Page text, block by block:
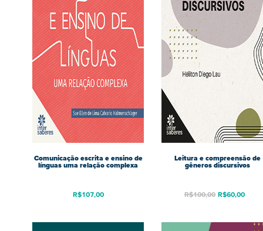
Comunicação escrita e ensino de
línguas uma relação complexa
R$107,00
Leitura e compreensão de
gêneros discursivos
R$100,00 R$60,00